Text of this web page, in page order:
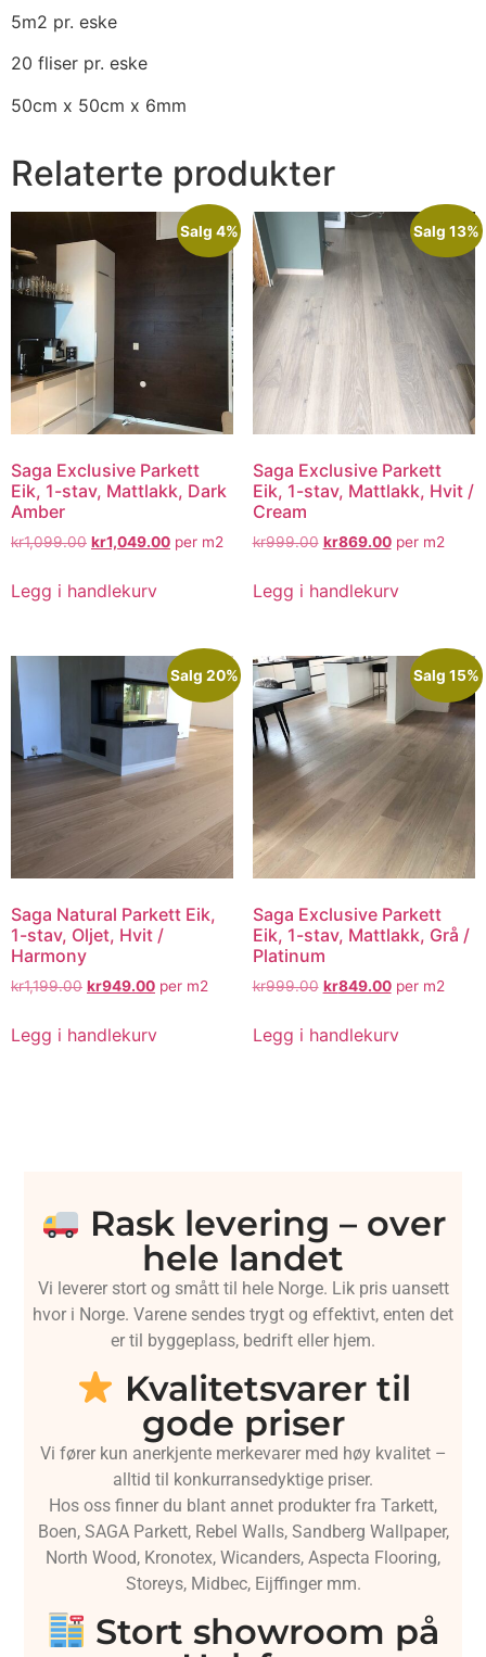
5m2 pr. eske
20 fliser pr. eske
50cm x 50cm x 6mm
Relaterte produkter
Salg 4%
Saga Exclusive Parkett
Eik, 1-stav, Mattlakk, Dark
Amber
kr1,099.00 kr1,049.00 per m2
Legg i handlekurv
Salg 13%
Saga Exclusive Parkett
Eik, 1-stav, Mattlakk, Hvit /
Cream
kr999.00 kr869.00per m2
Legg i handlekurv
Salg 20%
Saga Natural Parkett Eik,
1-stav, Oljet, Hvit /
Harmony
kr1,199.00 kr949.00 per m2
Legg i handlekurv
Salg 15%
Saga Exclusive Parkett
Eik, 1-stav, Mattlakk, Grå /
Platinum
kr999.00 kr849.00per m2
Legg i handlekurv
Rask levering – over
hele landet
Vi leverer stort og smått til hele Norge. Lik pris uansett
hvor i Norge. Varene sendes trygt og effektivt, enten det
er til byggeplass, bedrift eller hjem.
Kvalitetsvarer til
gode priser
Vi fører kun anerkjente merkevarer med høy kvalitet –
alltid til konkurransedyktige priser.
Hos oss finner du blant annet produkter fra Tarkett,
Boen, SAGA Parkett, Rebel Walls, Sandberg Wallpaper,
North Wood, Kronotex, Wicanders, Aspecta Flooring,
Storeys, Midbec, Eijffinger mm.
Stort showroom på